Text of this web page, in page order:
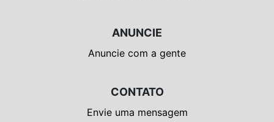
ANUNCIE
Anuncie com a gente
CONTATO
Envie uma mensagem